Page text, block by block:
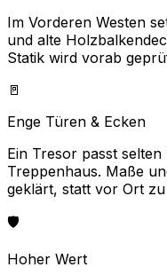
Im Vorderen Westen
und alte
Statik wird vorab
🚪
Enge Türen & Ecken
Ein Tresor passt
Treppenhaus. Maße
geklärt, statt vor Ort
🛡️
Hoher Wert